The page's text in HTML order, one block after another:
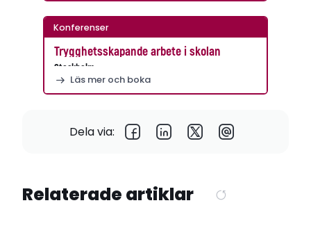
Konferenser
Trygghetsskapande arbete i skolan
Stockholm
Läs mer och boka
Dela via:
Relaterade artiklar